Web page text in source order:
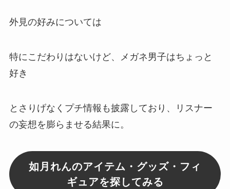
外見の好みについては
特にこだわりはないけど、メガネ男子はちょっと
好き
とさりげなく プチ情報も披露 しており、リスナー
の妄想を膨らませる結果に。
如月れんのアイテム・グッズ・フィ
ギュアを探してみる